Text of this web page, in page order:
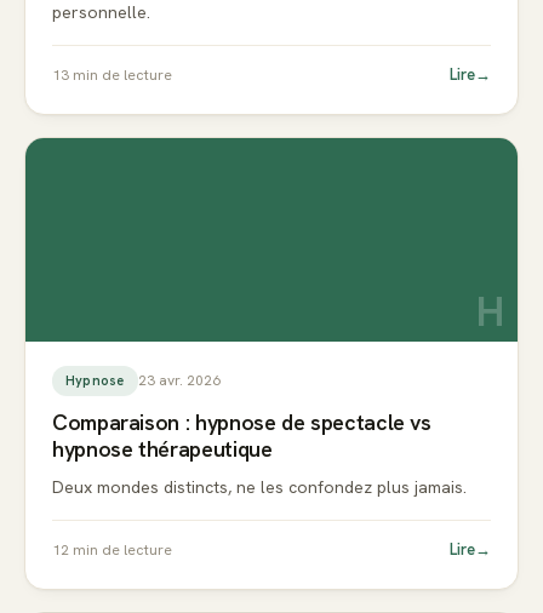
personnelle.
13 min de lecture Lire→
H
Hypnose 23 avr. 2026
Comparaison : hypnose de spectacle vs
hypnose thérapeutique
Deux mondes distincts, ne les confondez plus jamais.
12 min de lecture Lire→